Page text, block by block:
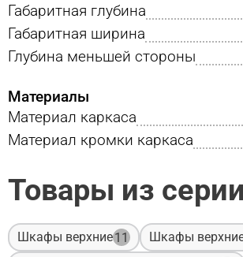
Габаритная глубина
Габаритная ширина
Глубина меньшей стороны
Материалы
Материал каркаса
Материал кромки каркаса
Товары из серии
Шкафы верхние11 Шкафы